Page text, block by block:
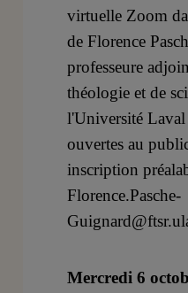
virtuelle Zoom
de Florence
professeure
théologie et de
l'Université
ouvertes au
inscription
Florence.Pasche-
Mercredi 6